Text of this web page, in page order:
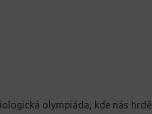
olympiáda, kde nás hrdě